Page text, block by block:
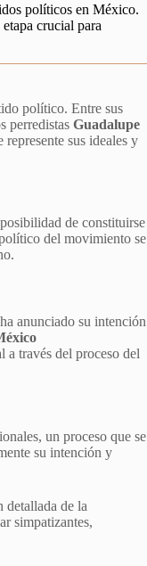
políticos en México.
crucial para
político. Entre sus
perredistas Guadalupe
sus ideales y
de constituirse
del movimiento se
ha anunciado su intención
a través del proceso del
un proceso que se
su intención y
detallada de la
simpatizantes,